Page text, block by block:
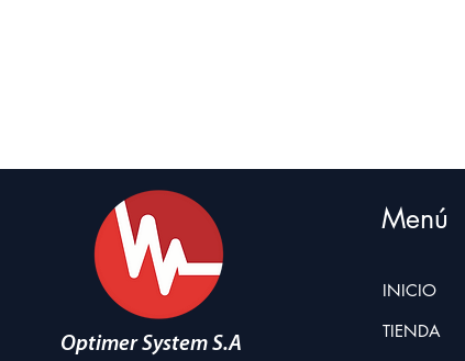
Optimer System S.A
Menú
INICIO
TIENDA